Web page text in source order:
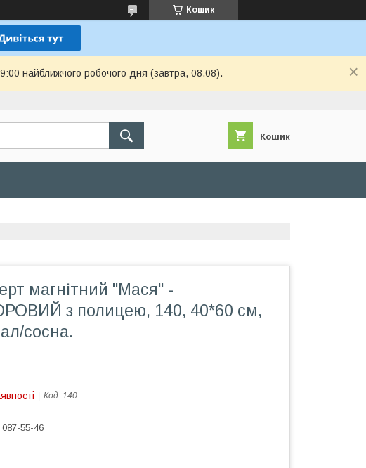
Кошик
найближчого робочого дня (завтра, 08.08).
Кошик
магнітний "Мася" -
з полицею, 140, 40*60 см,
сосна.
Код: 140
55-46